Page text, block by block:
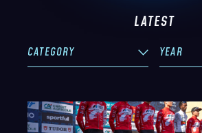
MISSION
THE TEAM
MEMBER
LATEST
CATEGORY
イベント
YEAR